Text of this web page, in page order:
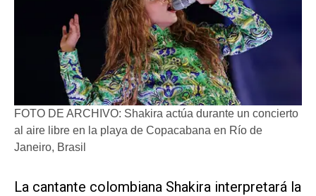
FOTO DE ARCHIVO: Shakira actúa durante un concierto
al aire libre en la playa de Copacabana en Río de
Janeiro, Brasil
​La cantante colombiana Shakira interpretará la